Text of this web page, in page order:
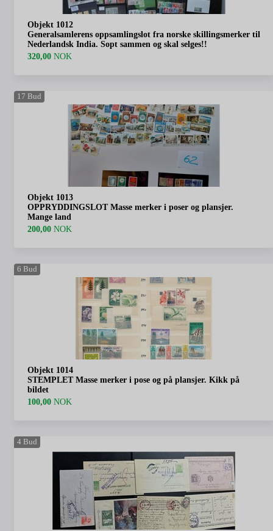
Objekt 1012
Generalsamlerens oppsamlingslot fra norske skillingsmerker til
Nederlandsk India. Sopt sammen og skal selges!!
320,00 NOK
17 Bud
Objekt 1013
OPPRYDDINGSLOT Masse merker i poser og plansjer.
Mange land
200,00 NOK
6 Bud
Objekt 1014
STEMPLET Masse merker i pose og på plansjer. Kikk på
bildet
100,00 NOK
4 Bud